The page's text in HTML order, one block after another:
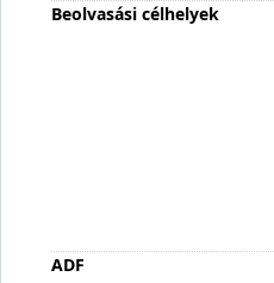
Beolvasási célhelyek
ADF